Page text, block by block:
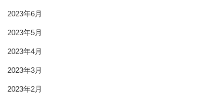
2023年6月
2023年5月
2023年4月
2023年3月
2023年2月